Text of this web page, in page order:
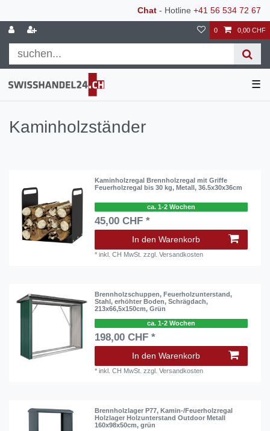
Chat - Hotline +41 56 534 72 67
0 0,00 CHF
☰
Kaminholzständer
Kaminholzregal Brennholzregal mit Griffe
Feuerholzregal bis 30 kg, Metall, 36.5x30x36cm
ca. 1-2 Wochen
45,00 CHF *
In den Warenkorb
*inkl. CH MwSt. zzgl.Versandkosten
Brennholzschuppen, Feuerholzunterstand,
Stahl, erhöhter Boden, Schrägdach,
213x66,5x150cm, Grün
ca. 1-2 Wochen
198,00 CHF *
In den Warenkorb
*inkl. CH MwSt. zzgl.Versandkosten
Brennholzlager P77, Kamin-/Feuerholzregal
Holzlager Holzunterstand Outdoor Metall
160x98x50cm, grün